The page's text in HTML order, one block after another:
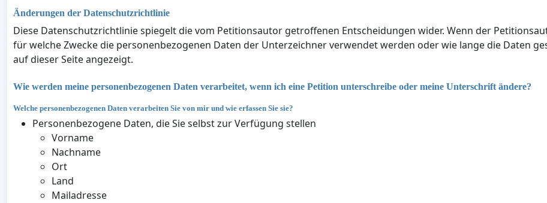
Änderungen der Datenschutzrichtlinie
Diese Datenschutzrichtlinie spiegelt die vom Petitionsautor getroffenen Entscheidungen wider. Wenn der
für welche Zwecke die personenbezogenen Daten der Unterzeichner verwendet werden oder wie lange die Daten
auf dieser Seite angezeigt.
Wie werden meine personenbezogenen Daten verarbeitet, wenn ich eine Petition unterschreibe oder meine Unterschrift ändere?
Welche personenbezogenen Daten verarbeiten Sie von mir und wie erfassen Sie sie?
Personenbezogene Daten, die Sie selbst zur Verfügung stellen
Vorname
Nachname
Ort
Land
Mailadresse